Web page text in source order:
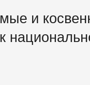
и